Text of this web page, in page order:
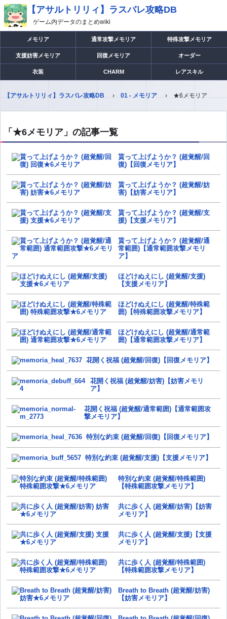
【アサルトリリィ】ラスバレ攻略DB
ゲーム内データのまとめwiki
メモリア 通常攻撃メモリア 特殊攻撃メモリア
支援妨害メモリア 回復メモリア オーダー
衣装 CHARM レアスキル
【アサルトリリィ】ラスバレ攻略DB 01 - メモリア ★6メモリア
「★6メモリア」の記事一覧
貰って上げようか？ (超覚醒/回
復)【回復メモリア】
貰って上げようか？ (超覚醒/妨
害)【妨害メモリア】
貰って上げようか？ (超覚醒/支
援)【支援メモリア】
貰って上げようか？ (超覚醒/通
常範囲)【通常範囲攻撃メモリ
ア】
ほどけぬえにし (超覚醒/支援)
【支援メモリア】
ほどけぬえにし (超覚醒/特殊範
囲)【特殊範囲攻撃メモリア】
ほどけぬえにし (超覚醒/通常範
囲)【通常範囲攻撃メモリア】
花開く祝福 (超覚醒/回復)【回復メモリア】
花開く祝福 (超覚醒/妨害)【妨害メモリ
ア】
花開く祝福 (超覚醒/通常範囲)【通常範囲攻
撃メモリア】
特別な約束 (超覚醒/回復)【回復メモリア】
特別な約束 (超覚醒/支援)【支援メモリア】
特別な約束 (超覚醒/特殊範囲)
【特殊範囲攻撃メモリア】
共に歩く人 (超覚醒/妨害)【妨害
メモリア】
共に歩く人 (超覚醒/支援)【支援
メモリア】
共に歩く人 (超覚醒/特殊範囲)
【特殊範囲攻撃メモリア】
Breath to Breath (超覚醒/妨害)
【妨害メモリア】